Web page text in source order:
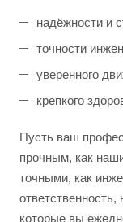
надёжности и
точности
уверенного
крепкого
Пусть ваш
прочным, как
точными, как
которые вы